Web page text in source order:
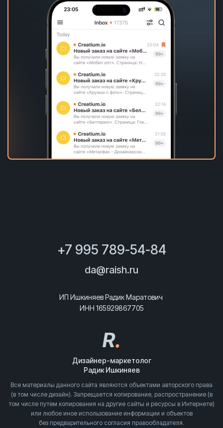
+7 995 789-54-84
da@raish.ru
ИП Ишкиняев Радик Маратович
ИНН 165929867705
R.
Дизайнер-маркетолог
Радик Ишкиняев
Все материалы данного сайта являются объектами авторского права
(в том числе дизайн). Запрещается копирование, распространение (в
том числе путем копирования на другие сайты и ресурсы в Интернете)
или любое иное использование информации и объектов
без предварительного согласия правообладателя.